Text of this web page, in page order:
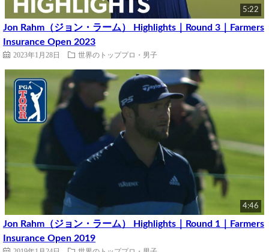
5:22
Jon Rahm（ジョン・ラーム） Highlights｜Round 3｜Farmers
Insurance Open 2023
2023年1月28日 世界のトッププロ・男子
4:46
Jon Rahm（ジョン・ラーム） Highlights｜Round 1｜Farmers
Insurance Open 2019